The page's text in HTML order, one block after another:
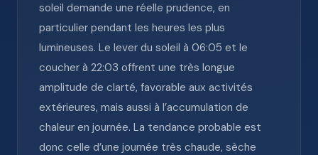
soleil demande une réelle prudence, en
particulier pendant les heures les plus
lumineuses. Le lever du soleil à 06:05 et le
coucher à 22:03 offrent une très longue
amplitude de clarté, favorable aux activités
extérieures, mais aussi à l’accumulation de
chaleur en journée. La tendance probable est
donc celle d’une journée très chaude, sèche